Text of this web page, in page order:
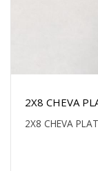
2X8 CHEVA
2X8 CHEVA